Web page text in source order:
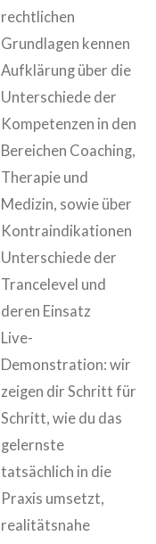
rechtlichen
Grundlagen kennen
Aufklärung über die
Unterschiede der
Kompetenzen in den
Bereichen Coaching,
Therapie und
Medizin, sowie über
Kontraindikationen
Unterschiede der
Trancelevel und
deren Einsatz
Live-
Demonstration: wir
zeigen dir Schritt für
Schritt, wie du das
gelernste
tatsächlich in die
Praxis umsetzt,
realitätsnahe